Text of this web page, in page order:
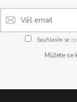
Souhlasím se
Můžete se